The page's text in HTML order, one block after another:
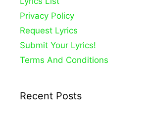
Privacy Policy
Request Lyrics
Submit Your Lyrics!
Terms And Conditions
Recent Posts